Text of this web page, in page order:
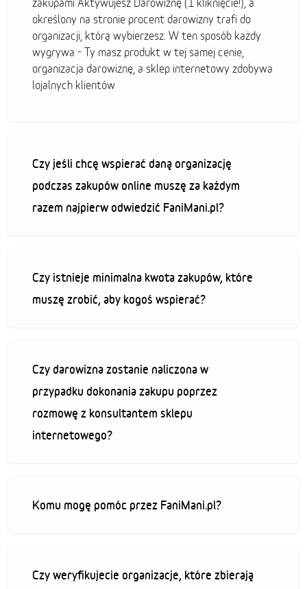
zakupami Aktywujesz Darowiznę (1 kliknięcie!), a
określony na stronie procent darowizny trafi do
organizacji, którą wybierzesz. W ten sposób każdy
wygrywa - Ty masz produkt w tej samej cenie,
organizacja darowiznę, a sklep internetowy zdobywa
lojalnych klientów
Czy jeśli chcę wspierać daną organizację
podczas zakupów online muszę za każdym
razem najpierw odwiedzić FaniMani.pl?
Czy istnieje minimalna kwota zakupów, które
muszę zrobić, aby kogoś wspierać?
Czy darowizna zostanie naliczona w
przypadku dokonania zakupu poprzez
rozmowę z konsultantem sklepu
internetowego?
Komu mogę pomóc przez FaniMani.pl?
Czy weryfikujecie organizacje, które zbierają